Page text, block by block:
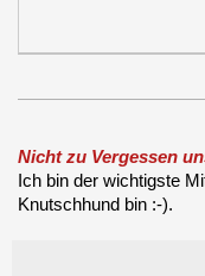
Nicht zu Vergessen
Ich bin der wichtigste
Knutschhund bin :-).